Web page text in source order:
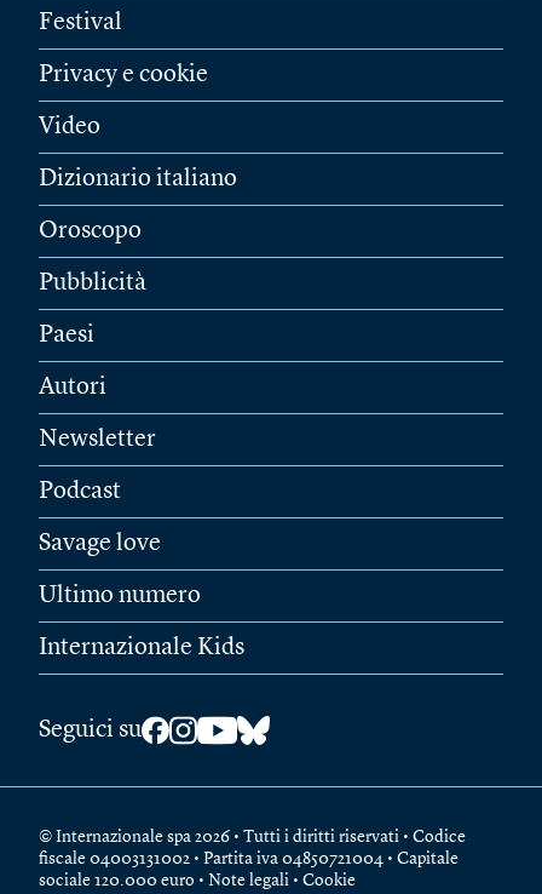
Festival
Privacy e cookie
Video
Dizionario italiano
Oroscopo
Pubblicità
Paesi
Autori
Newsletter
Podcast
Savage love
Ultimo numero
Internazionale Kids
Seguici su
© Internazionale spa 2026 • Tutti i diritti riservati • Codice
fiscale 04003131002 • Partita iva 04850721004 • Capitale
sociale 120.000 euro • Note legali • Cookie